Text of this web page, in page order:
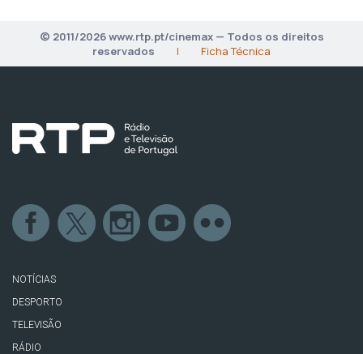
© 2011/2026 www.rtp.pt/cinemax — Todos os direitos
reservados
| Ficha Técnica
NOTÍCIAS
DESPORTO
TELEVISÃO
RÁDIO